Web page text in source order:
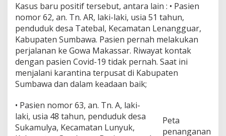
n
a
d
i
T
B
M
e
a
i
Kasus baru positif tersebut, antara lain : • Pasien
nomor 62, an. Tn. AR, laki-laki, usia 51 tahun,
penduduk desa Tatebal, Kecamatan Lenangguar,
Kabupaten Sumbawa. Pasien pernah melakukan
perjalanan ke Gowa Makassar. Riwayat kontak
dengan pasien Covid-19 tidak pernah. Saat ini
menjalani karantina terpusat di Kabupaten
Sumbawa dan dalam keadaan baik;
Peta
penanganan
• Pasien nomor 63, an. Tn. A, laki-
laki, usia 48 tahun, penduduk desa
Sukamulya, Kecamatan Lunyuk,